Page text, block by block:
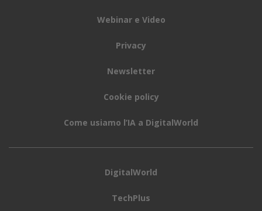
Webinar e Video
Privacy
Newsletter
Cookie policy
Come usiamo l’IA a DigitalWorld
DigitalWorld
TechPlus